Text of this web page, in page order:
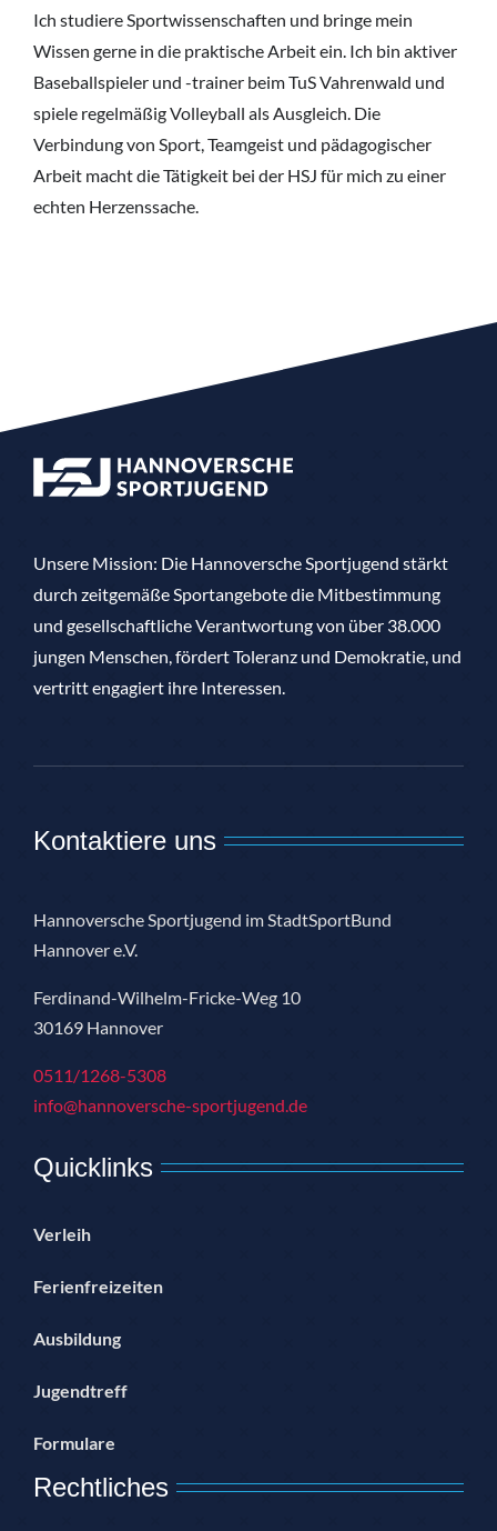
Ich studiere Sportwissenschaften und bringe mein
Wissen gerne in die praktische Arbeit ein. Ich bin aktiver
Baseballspieler und -trainer beim TuS Vahrenwald und
spiele regelmäßig Volleyball als Ausgleich. Die
Verbindung von Sport, Teamgeist und pädagogischer
Arbeit macht die Tätigkeit bei der HSJ für mich zu einer
echten Herzenssache.
Unsere Mission: Die Hannoversche Sportjugend stärkt
durch zeitgemäße Sportangebote die Mitbestimmung
und gesellschaftliche Verantwortung von über 38.000
jungen Menschen, fördert Toleranz und Demokratie, und
vertritt engagiert ihre Interessen.
Kontaktiere uns
Hannoversche Sportjugend im StadtSportBund
Hannover e.V.
Ferdinand-Wilhelm-Fricke-Weg 10
30169 Hannover
0511/1268-5308
info@hannoversche-sportjugend.de
Quicklinks
Verleih
Ferienfreizeiten
Ausbildung
Jugendtreff
Formulare
Rechtliches